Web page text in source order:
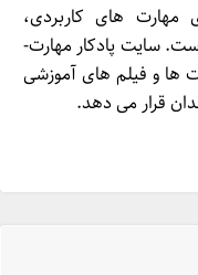
های کاربردی،
خلاقانه، به روز و تولیدمحور امکان­ پذیر است. سایت پادکار مهارت­
و فیلم ­های آموزشی
قرار می ­دهد.